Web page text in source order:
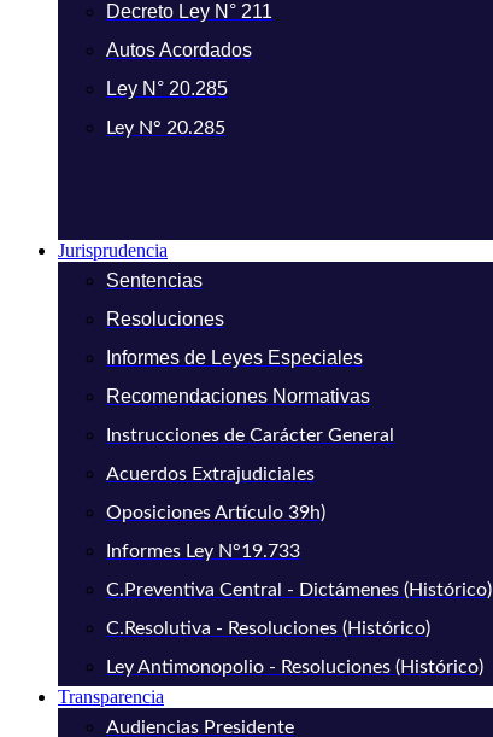
Decreto Ley N° 211
Autos Acordados
Ley N° 20.285
Ley N° 20.285
Jurisprudencia
Sentencias
Resoluciones
Informes de Leyes Especiales
Recomendaciones Normativas
Instrucciones de Carácter General
Acuerdos Extrajudiciales
Oposiciones Artículo 39h)
Informes Ley N°19.733
C.Preventiva Central - Dictámenes (Histórico)
C.Resolutiva - Resoluciones (Histórico)
Ley Antimonopolio - Resoluciones (Histórico)
Transparencia
Audiencias Presidente